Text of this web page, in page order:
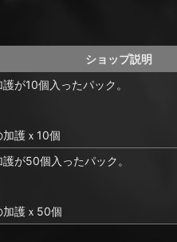
ショップ説明
が10個入ったパック。
加護ｘ10個
が50個入ったパック。
加護ｘ50個